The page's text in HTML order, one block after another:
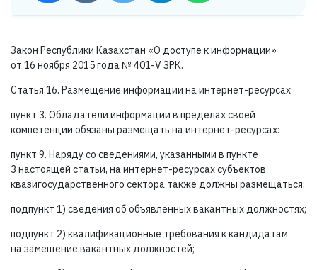
Закон Республики Казахстан «О доступе к информации»
от 16 ноября 2015 года № 401-V ЗРК.
Статья 16. Размещение информации на интернет-ресурсах
пункт 3. Обладатели информации в пределах своей
компетенции обязаны размещать на интернет-ресурсах:
пункт 9. Наряду со сведениями, указанными в пункте
3 настоящей статьи, на интернет-ресурсах субъектов
квазигосударственного сектора также должны размещаться:
подпункт 1) сведения об объявленных вакантных должностях;
подпункт 2) квалификационные требования к кандидатам
на замещение вакантных должностей;